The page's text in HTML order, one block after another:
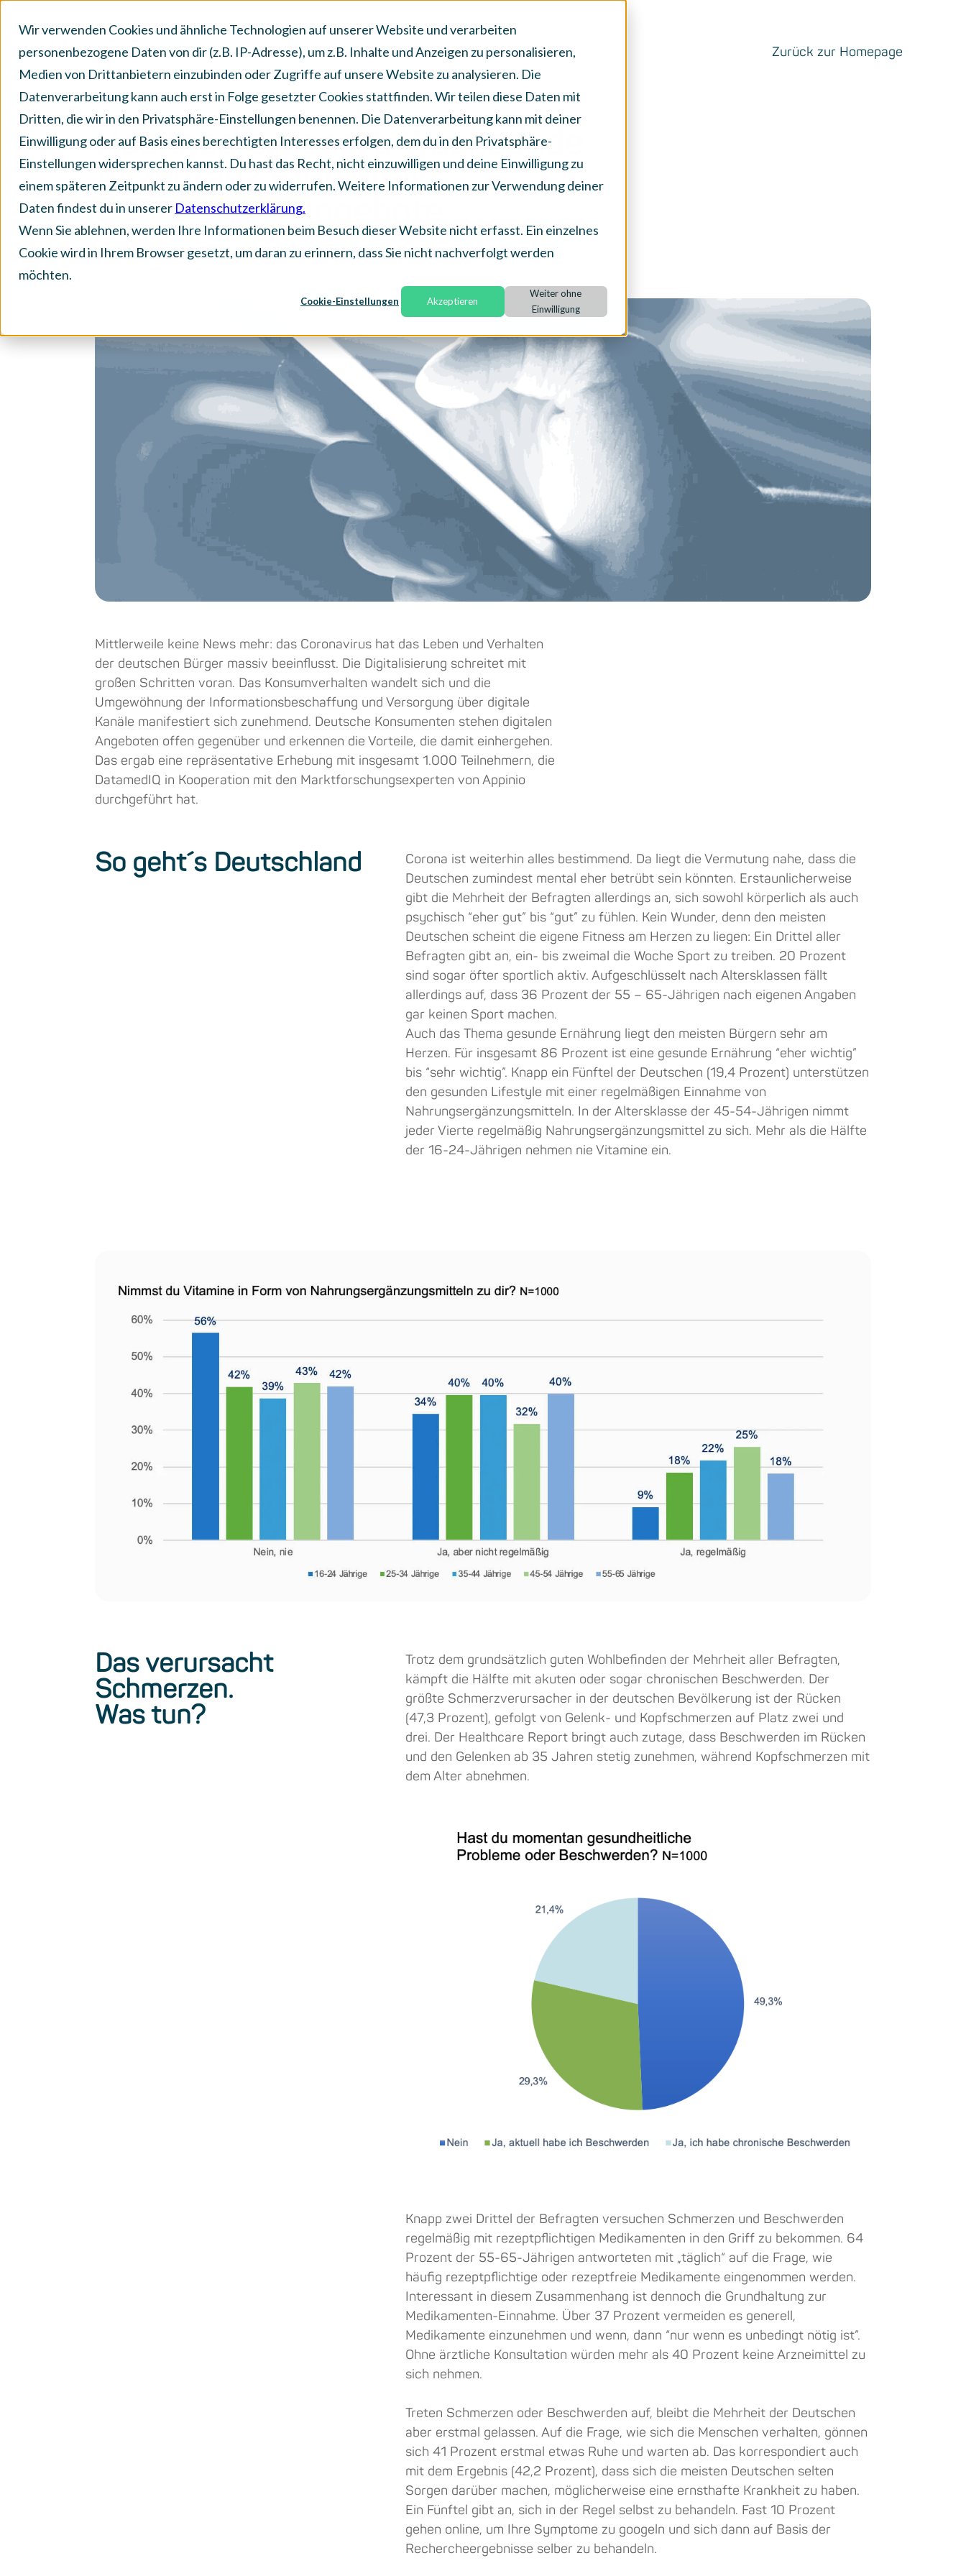
Wir verwenden Cookies und ähnliche Technologien auf unserer Website und verarbeiten
personenbezogene Daten von dir (z.B. IP-Adresse), um z.B. Inhalte und Anzeigen zu personalisieren,
Medien von Drittanbietern einzubinden oder Zugriffe auf unsere Website zu analysieren. Die
Datenverarbeitung kann auch erst in Folge gesetzter Cookies stattfinden. Wir teilen diese Daten mit
Dritten, die wir in den Privatsphäre-Einstellungen benennen. Die Datenverarbeitung kann mit deiner
Einwilligung oder auf Basis eines berechtigten Interesses erfolgen, dem du in den Privatsphäre-
Einstellungen widersprechen kannst. Du hast das Recht, nicht einzuwilligen und deine Einwilligung zu
einem späteren Zeitpunkt zu ändern oder zu widerrufen. Weitere Informationen zur Verwendung deiner
Daten findest du in unserer Datenschutzerklärung.
Wenn Sie ablehnen, werden Ihre Informationen beim Besuch dieser Website nicht erfasst. Ein einzelnes
Cookie wird in Ihrem Browser gesetzt, um daran zu erinnern, dass Sie nicht nachverfolgt werden
möchten.
Cookie-Einstellungen Akzeptieren
Weiter ohne
Einwilligung
Zurück zur Homepage
Healthcare Report: Wachsende
Akzeptanz für digitale
Gesundheitsangebote
Mittlerweile keine News mehr: das Coronavirus hat das Leben und Verhalten
der deutschen Bürger massiv beeinflusst. Die Digitalisierung schreitet mit
großen Schritten voran. Das Konsumverhalten wandelt sich und die
Umgewöhnung der Informationsbeschaffung und Versorgung über digitale
Kanäle manifestiert sich zunehmend. Deutsche Konsumenten stehen digitalen
Angeboten offen gegenüber und erkennen die Vorteile, die damit einhergehen.
Das ergab eine repräsentative Erhebung mit insgesamt 1.000 Teilnehmern, die
DatamedIQ in Kooperation mit den Marktforschungsexperten von Appinio
durchgeführt hat.
So geht´s Deutschland
Corona ist weiterhin alles bestimmend. Da liegt die Vermutung nahe, dass die
Deutschen zumindest mental eher betrübt sein könnten. Erstaunlicherweise
gibt die Mehrheit der Befragten allerdings an, sich sowohl körperlich als auch
psychisch “eher gut” bis “gut” zu fühlen. Kein Wunder, denn den meisten
Deutschen scheint die eigene Fitness am Herzen zu liegen: Ein Drittel aller
Befragten gibt an, ein- bis zweimal die Woche Sport zu treiben. 20 Prozent
sind sogar öfter sportlich aktiv. Aufgeschlüsselt nach Altersklassen fällt
allerdings auf, dass 36 Prozent der 55 – 65-Jährigen nach eigenen Angaben
gar keinen Sport machen.
Auch das Thema gesunde Ernährung liegt den meisten Bürgern sehr am
Herzen. Für insgesamt 86 Prozent ist eine gesunde Ernährung “eher wichtig”
bis “sehr wichtig”. Knapp ein Fünftel der Deutschen (19,4 Prozent) unterstützen
den gesunden Lifestyle mit einer regelmäßigen Einnahme von
Nahrungsergänzungsmitteln. In der Altersklasse der 45-54-Jährigen nimmt
jeder Vierte regelmäßig Nahrungsergänzungsmittel zu sich. Mehr als die Hälfte
der 16-24-Jährigen nehmen nie Vitamine ein.
Das verursacht
Schmerzen.
Was tun?
Trotz dem grundsätzlich guten Wohlbefinden der Mehrheit aller Befragten,
kämpft die Hälfte mit akuten oder sogar chronischen Beschwerden. Der
größte Schmerzverursacher in der deutschen Bevölkerung ist der Rücken
(47,3 Prozent), gefolgt von Gelenk- und Kopfschmerzen auf Platz zwei und
drei. Der Healthcare Report bringt auch zutage, dass Beschwerden im Rücken
und den Gelenken ab 35 Jahren stetig zunehmen, während Kopfschmerzen mit
dem Alter abnehmen.
Knapp zwei Drittel der Befragten versuchen Schmerzen und Beschwerden
regelmäßig mit rezeptpflichtigen Medikamenten in den Griff zu bekommen. 64
Prozent der 55-65-Jährigen antworteten mit „täglich“ auf die Frage, wie
häufig rezeptpflichtige oder rezeptfreie Medikamente eingenommen werden.
Interessant in diesem Zusammenhang ist dennoch die Grundhaltung zur
Medikamenten-Einnahme. Über 37 Prozent vermeiden es generell,
Medikamente einzunehmen und wenn, dann “nur wenn es unbedingt nötig ist”.
Ohne ärztliche Konsultation würden mehr als 40 Prozent keine Arzneimittel zu
sich nehmen.
Treten Schmerzen oder Beschwerden auf, bleibt die Mehrheit der Deutschen
aber erstmal gelassen. Auf die Frage, wie sich die Menschen verhalten, gönnen
sich 41 Prozent erstmal etwas Ruhe und warten ab. Das korrespondiert auch
mit dem Ergebnis (42,2 Prozent), dass sich die meisten Deutschen selten
Sorgen darüber machen, möglicherweise eine ernsthafte Krankheit zu haben.
Ein Fünftel gibt an, sich in der Regel selbst zu behandeln. Fast 10 Prozent
gehen online, um Ihre Symptome zu googeln und sich dann auf Basis der
Rechercheergebnisse selber zu behandeln.